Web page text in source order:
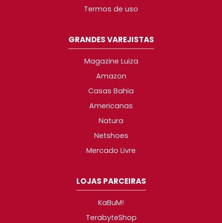
Termos de uso
GRANDES VAREJISTAS
Magazine Luiza
Amazon
Casas Bahia
Americanas
Natura
Netshoes
Mercado Livre
LOJAS PARCEIRAS
KaBuM!
TerabyteShop